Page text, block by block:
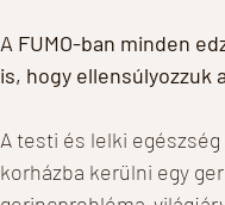
A FUMO-ban minden
is, hogy
A testi és lelki
korházba kerülni egy